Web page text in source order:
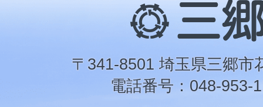
三
郷
市
〒341-8501 埼玉県三郷市
電話番号：048-953-